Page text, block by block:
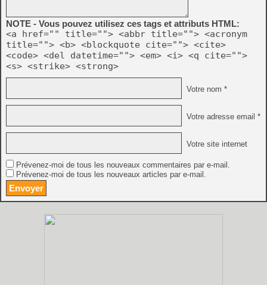
NOTE - Vous pouvez utilisez ces tags et attributs HTML:
<a href="" title=""> <abbr title=""> <acronym
title=""> <b> <blockquote cite=""> <cite>
<code> <del datetime=""> <em> <i> <q cite="">
<s> <strike> <strong>
Votre nom *
Votre adresse email *
Votre site internet
Prévenez-moi de tous les nouveaux commentaires par e-mail.
Prévenez-moi de tous les nouveaux articles par e-mail.